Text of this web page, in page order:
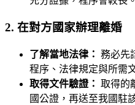
2. 在對方國家辦理離婚
了解當地法律： 務必先
程序、法律規定與所需
取得文件驗證： 取得的
國公證，再送至我國駐